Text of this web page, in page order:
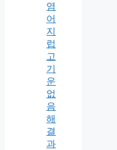
염
어
지
럽
고
기
운
없
음
해
결
과